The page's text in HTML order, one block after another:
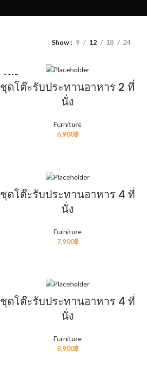
Infinit scrolling
Load more button
Show 9 12 18 24
SOLD
OUT
ชุดโต๊ะรับประทานอาหาร 2 ที่
นั่ง
Furniture
6,900฿
ชุดโต๊ะรับประทานอาหาร 4 ที่
นั่ง
Furniture
7,900฿
ชุดโต๊ะรับประทานอาหาร 4 ที่
นั่ง
Furniture
8,900฿